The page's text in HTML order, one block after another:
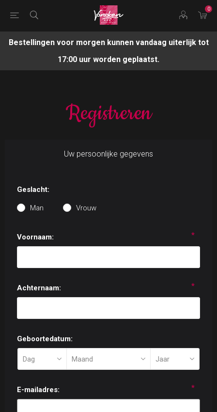
0
Bestellingen voor morgen kunnen vandaag uiterlijk tot
17:00 uur worden geplaatst.
Registreren
Uw persoonlijke gegevens
Geslacht:
Man Vrouw
Voornaam: *
Achternaam: *
Geboortedatum:
E-mailadres: *